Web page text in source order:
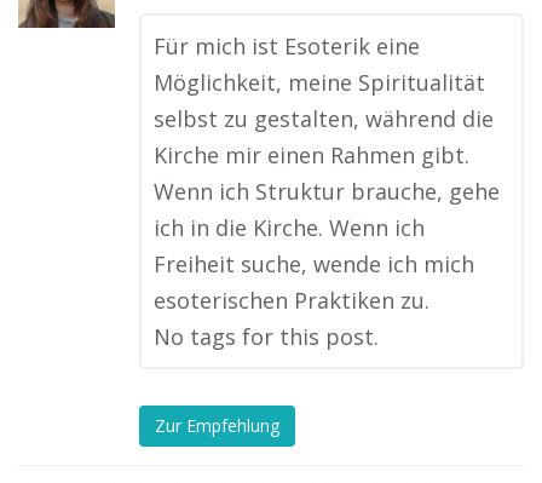
Für mich ist Esoterik eine
Möglichkeit, meine Spiritualität
selbst zu gestalten, während die
Kirche mir einen Rahmen gibt.
Wenn ich Struktur brauche, gehe
ich in die Kirche. Wenn ich
Freiheit suche, wende ich mich
esoterischen Praktiken zu.
No tags for this post.
Zur Empfehlung